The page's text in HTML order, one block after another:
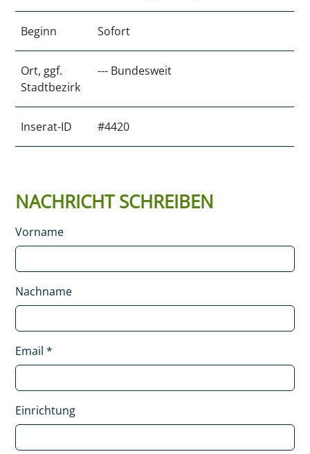
Beginn Sofort
Ort, ggf.
Stadtbezirk
--- Bundesweit
Inserat-ID #4420
NACHRICHT SCHREIBEN
Vorname
Nachname
Email*
Einrichtung